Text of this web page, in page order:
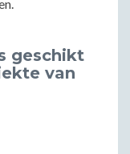
geschikt
van